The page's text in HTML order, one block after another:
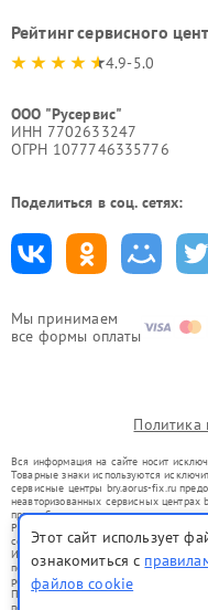
Мы принимаем
все формы оплаты
Рейтинг сервисного
4.9-5.0
ООО "Русервис"
ИНН 7702633247
ОГРН 1077746335776
Поделиться в соц. сетях:
Политика
Вся информация на сайте носит
Товарные знаки используются
сервисные центры bry.aorus-fix.ru
неавторизованных сервисных центрах
правообладателями товарных знаков
Ремонт осуществляется для
со статьей 1487 ГК РФ.
Использование товарных знаков не
потребителей в заблуждение, а
ремонту техники указанных брендов.
Представленная на сайте информация
Этот сайт использует
ознакомиться с
файлов cookie